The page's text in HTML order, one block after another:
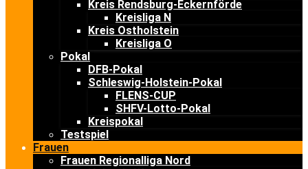
Kreis Rendsburg-Eckernförde
Kreisliga N
Kreis Ostholstein
Kreisliga O
Pokal
DFB-Pokal
Schleswig-Holstein-Pokal
FLENS-CUP
SHFV-Lotto-Pokal
Kreispokal
Testspiel
Frauen
Frauen Regionalliga Nord